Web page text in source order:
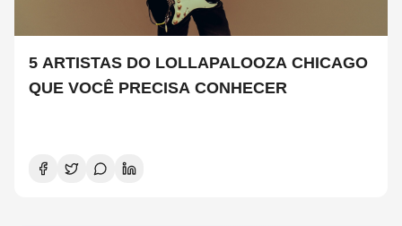
5 ARTISTAS DO LOLLAPALOOZA CHICAGO
QUE VOCÊ PRECISA CONHECER